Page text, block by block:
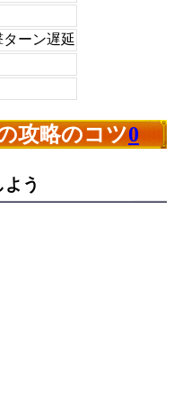
ーン遅延
攻略のコツ0
う